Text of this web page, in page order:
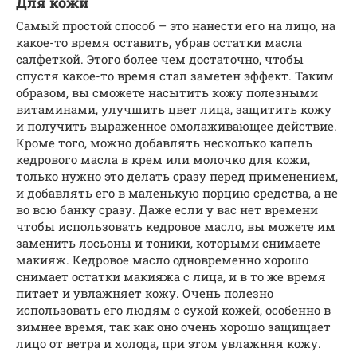
Самый простой способ – это нанести его на лицо, на
какое-то время оставить, убрав остатки масла
салфеткой. Этого более чем достаточно, чтобы
спустя какое-то время стал заметен эффект. Таким
образом, вы сможете насытить кожу полезными
витаминами, улучшить цвет лица, защитить кожу
и получить выраженное омолаживающее действие.
Кроме того, можно добавлять несколько капель
кедрового масла в крем или молочко для кожи,
только нужно это делать сразу перед применением,
и добавлять его в маленькую порцию средства, а не
во всю банку сразу. Даже если у вас нет времени
чтобы использовать кедровое масло, вы можете им
заменить лосьоны и тоники, которыми снимаете
макияж. Кедровое масло одновременно хорошо
снимает остатки макияжа с лица, и в то же время
питает и увлажняет кожу. Очень полезно
использовать его людям с сухой кожей, особенно в
зимнее время, так как оно очень хорошо защищает
лицо от ветра и холода, при этом увлажняя кожу.